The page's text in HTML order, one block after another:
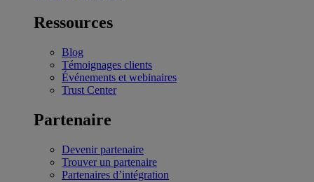
Ressources
Blog
Témoignages clients
Événements et webinaires
Trust Center
Partenaire
Devenir partenaire
Trouver un partenaire
Partenaires d’intégration